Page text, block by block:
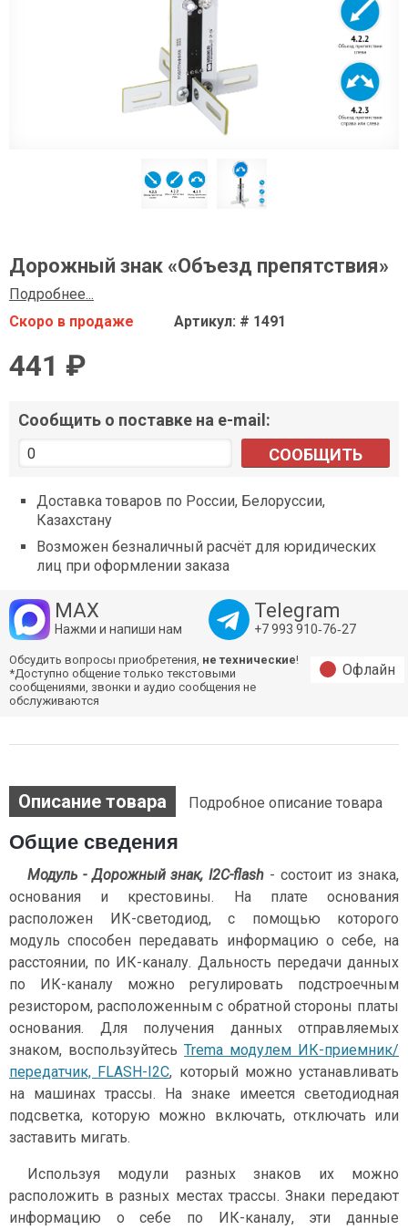
Дорожный знак «Объезд препятствия»
Подробнее...
Скоро в продаже
Артикул: # 1491
441 ₽
Сообщить о поставке на e-mail:
СООБЩИТЬ
Доставка товаров по России, Белоруссии,
Казахстану
Возможен безналичный расчёт для юридических
лиц при оформлении заказа
MAX
Нажми и напиши нам
Telegram
+7 993 910‑76‑27
Обсудить вопросы приобретения, не технические!
*Доступно общение только текстовыми
сообщениями, звонки и аудио сообщения не
обслуживаются
Офлайн
Описание товара Подробное описание товара
Общие сведения
Модуль - Дорожный знак, I2C-flash - состоит из знака,
основания и крестовины. На плате основания
расположен ИК-светодиод, с помощью которого
модуль способен передавать информацию о себе, на
расстоянии, по ИК-каналу. Дальность передачи данных
по ИК-каналу можно регулировать подстроечным
резистором, расположенным с обратной стороны платы
основания. Для получения данных отправляемых
знаком, воспользуйтесь Trema модулем ИК-приемник/
передатчик, FLASH-I2C, который можно устанавливать
на машинах трассы. На знаке имеется светодиодная
подсветка, которую можно включать, отключать или
заставить мигать.
Используя модули разных знаков их можно
расположить в разных местах трассы. Знаки передают
информацию о себе по ИК-каналу, эти данные